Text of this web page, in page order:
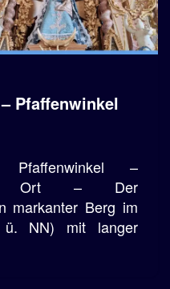
Pfaffenwinkel
Pfaffenwinkel –
– Ort – Der
markanter Berg im
ü. NN) mit langer